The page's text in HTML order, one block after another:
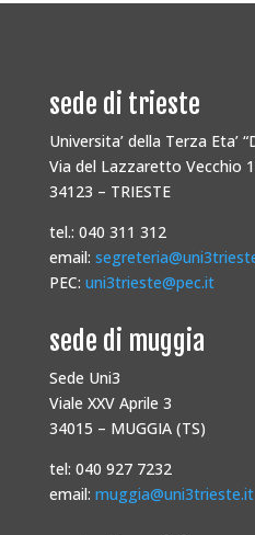
sede di trieste
Universita’ della Terza Eta’
Via del Lazzaretto Vecchio
34123 – TRIESTE
tel.: 040 311 312
email:
PEC: uni3trieste@pec.it
sede di muggia
Sede Uni3
Viale XXV Aprile 3
34015 – MUGGIA (TS)
tel: 040 927 7232
email: muggia@uni3trieste.it